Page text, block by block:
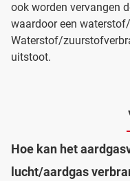
ook worden vervangen
waardoor een
Waterstof/
uitstoot.
Hoe kan het
lucht/aardgas